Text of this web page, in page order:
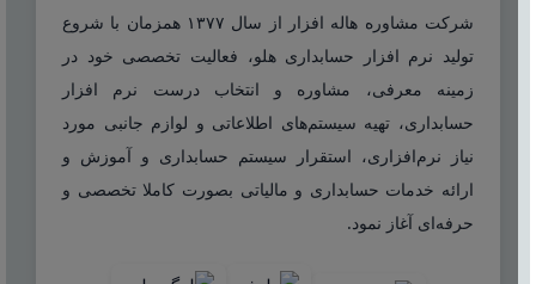
شرکت مشاوره هاله افزار از سال ۱۳۷۷ همزمان با شروع
تولید نرم افزار حسابداری هلو، فعالیت تخصصی خود در
زمینه معرفی، مشاوره و انتخاب درست نرم افزار
حسابداری، تهیه سیستم‌های اطلاعاتی و لوازم جانبی مورد
نیاز نرم‌افزاری، استقرار سیستم حسابداری و آموزش و
ارائه خدمات حسابداری و مالیاتی بصورت کاملا تخصصی و
حرفه‌ای آغاز نمود.